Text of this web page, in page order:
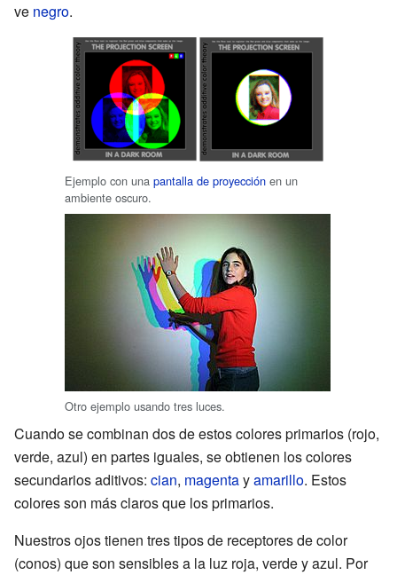
ve negro.
Ejemplo con una pantalla de proyección en un
ambiente oscuro.
Otro ejemplo usando tres luces.
Cuando se combinan dos de estos colores primarios (rojo,
verde, azul) en partes iguales, se obtienen los colores
secundarios aditivos: cian, magentayamarillo. Estos
colores son más claros que los primarios.
Nuestros ojos tienen tres tipos de receptores de color
(conos) que son sensibles a la luz roja, verde y azul. Por